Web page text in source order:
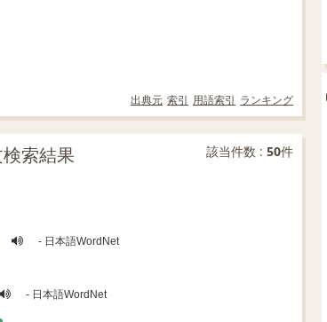
出典元 索引 用語索引 ランキング
索結果 該当件数 : 50件
- 日本語WordNet
- 日本語WordNet